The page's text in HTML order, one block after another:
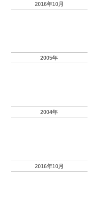
2016年10月
2005年
2004年
2016年10月